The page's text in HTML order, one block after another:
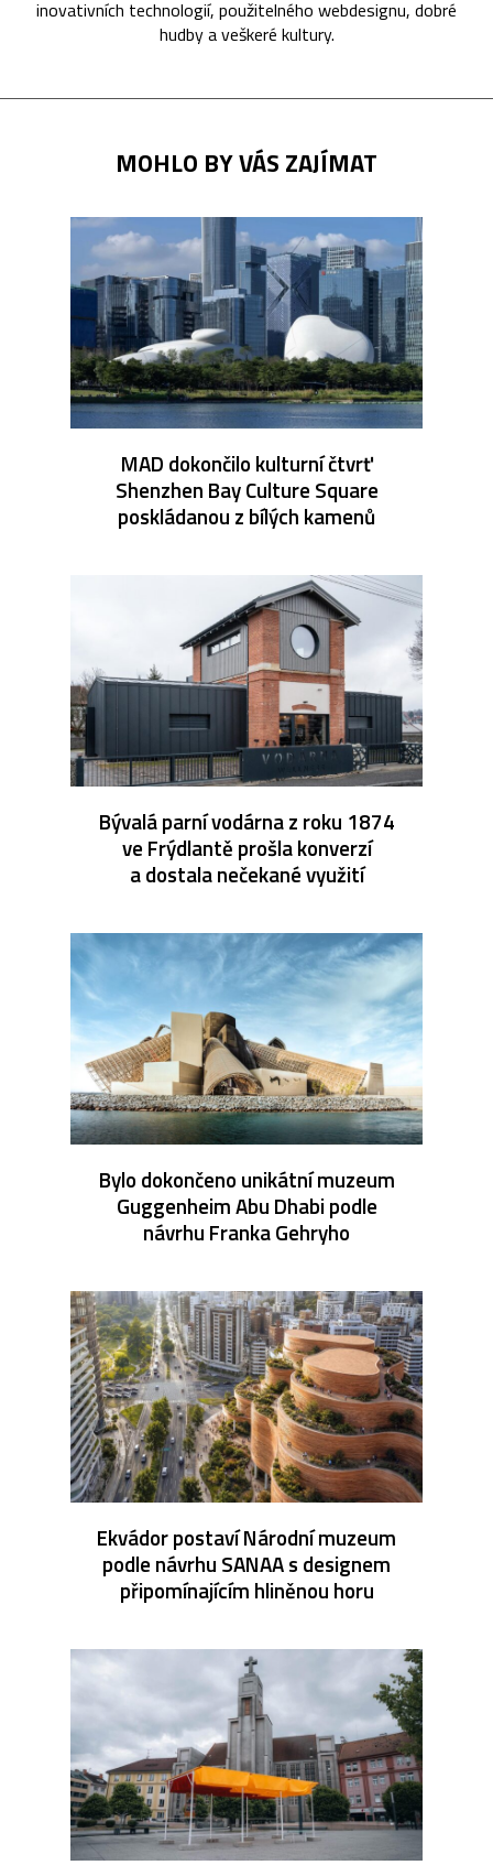
inovativních technologií, použitelného webdesignu, dobré
hudby a veškeré kultury.
MOHLO BY VÁS ZAJÍMAT
MAD dokončilo kulturní čtvrť
Shenzhen Bay Culture Square
poskládanou z bílých kamenů
Bývalá parní vodárna z roku 1874
ve Frýdlantě prošla konverzí
a dostala nečekané využití
Bylo dokončeno unikátní muzeum
Guggenheim Abu Dhabi podle
návrhu Franka Gehryho
Ekvádor postaví Národní muzeum
podle návrhu SANAA s designem
připomínajícím hliněnou horu